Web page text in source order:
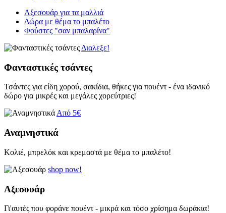
Αξεσουάρ για τα μαλλιά
Δώρα με θέμα το μπαλέτο
Φούστες "σαν μπαλαρίνα"
Διαλεξε!
Φανταστικές τσάντες
Τσάντες για είδη χορού, σακίδια, θήκες για πουέντ - ένα ιδανικό
δώρο για μικρές και μεγάλες χορεύτριες!
Από 5€
Αναμνηστικά
Κολιέ, μπρελόκ και κρεμαστά με θέμα το μπαλέτο!
shop now!
Αξεσουάρ
Γι'αυτές που φοράνε πουέντ - μικρά και τόσο χρίσημα δωράκια!